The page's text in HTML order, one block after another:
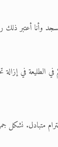
وأنا أعتبر
في الطليعة في
متبادل. نشكل